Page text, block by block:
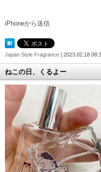
iPhoneから送信
Japan Style Fragrance | 2023.02.18
ねこの日、くるよー